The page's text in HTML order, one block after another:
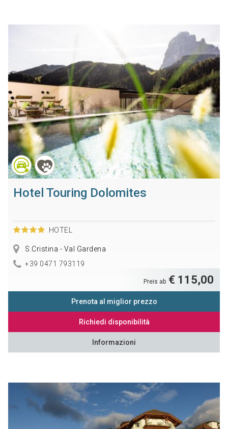
Hotel Touring Dolomites
HOTEL
S.Cristina - Val Gardena
+39 0471 793119
Preis ab € 115,00
Prenota al miglior prezzo
Richiedi disponibilità
Informazioni